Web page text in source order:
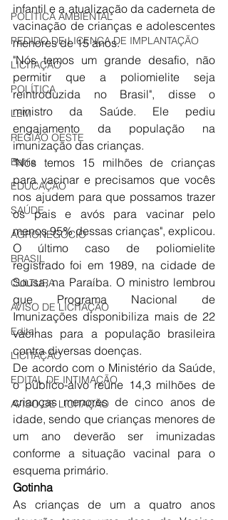
POLÍTICA AMBIENTAL
PEDIDO DE LICENÇA DE IMPLANTAÇÃO
LICITAÇÃO
POLÍTICA
LEM
REGIÃO OESTE
Bahia
EDUCAÇÃO
SAÚDE
AGRONEGÓCIO
BRASIL
CULTURA
AVISO DE LICITAÇÃO
Edital
LICITAÇÃO
EDITAL DE INTIMAÇÃO
AVISO DE LICITAÇÃO
infantil e a atualização da caderneta de
vacinação de crianças e adolescentes
menores de 15 anos.
"Nós temos um grande desafio, não
permitir que a poliomielite seja
reintroduzida no Brasil", disse o
ministro da Saúde. Ele pediu
engajamento da população na
imunização das crianças.
"Nós temos 15 milhões de crianças
para vacinar e precisamos que vocês
nos ajudem para que possamos trazer
os pais e avós para vacinar pelo
menos 95% dessas crianças", explicou.
O último caso de poliomielite
registrado foi em 1989, na cidade de
Sousa, na Paraíba. O ministro lembrou
que Programa Nacional de
Imunizações disponibiliza mais de 22
vacinas para a população brasileira
contra diversas doenças.
De acordo com o Ministério da Saúde,
o público-alvo reúne 14,3 milhões de
crianças menores de cinco anos de
idade, sendo que crianças menores de
um ano deverão ser imunizadas
conforme a situação vacinal para o
esquema primário.
Gotinha
As crianças de um a quatro anos